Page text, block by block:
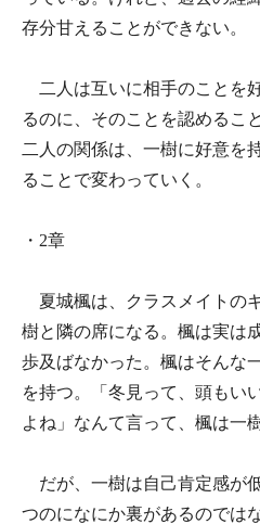
存分甘えることができない。
二人は互いに相手のことを
るのに、そのことを認めるこ
二人の関係は、一樹に好意を
ることで変わっていく。
・2章
夏城楓は、クラスメイトの
樹と隣の席になる。楓は実は
歩及ばなかった。楓はそんな
を持つ。「冬見って、頭もい
よね」なんて言って、楓は一
だが、一樹は自己肯定感が
つのになにか裏があるのでは